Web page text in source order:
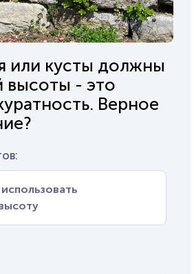
или кусты должны
высоты - это
Верное